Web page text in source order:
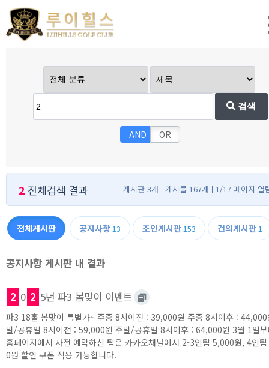
검색
AND OR
2 전체검색 결과 게시판 3개 게시물 167개 1/17 페이지 열
전체게시판 공지사항13 조인게시판153 건의게시판1
공지사항 게시판 내 결과
2 0 2 5년 파3 봄맞이 이벤트
파3 18홀 봄맞이 특별가~ 주중 8시이전 : 39,000원 주중 8시이후 : 44,000
말/공휴일 8시이전 : 59,000원 주말/공휴일 8시이후 : 64,000원 3월 1일
홈페이지에서 사전 예약하신 팀은 카카오채널에서 2-3인팀 5,000원, 4인
0원 할인 쿠폰 적용 가능합니다.